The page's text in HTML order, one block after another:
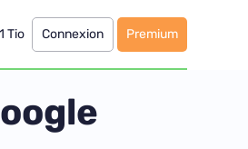
1 Tio Connexion Premium